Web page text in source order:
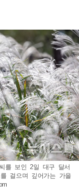
를 보인 2일 대구 달서
걸으며 깊어가는 가을